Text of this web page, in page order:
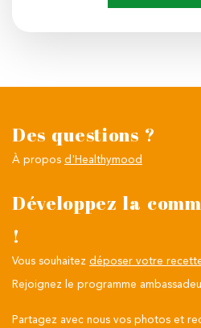
Des questions ?
À propos d'Healthymood
Développez la
!
Vous souhaitez déposer votre
Rejoignez le programme
Partagez avec nous vos photos et